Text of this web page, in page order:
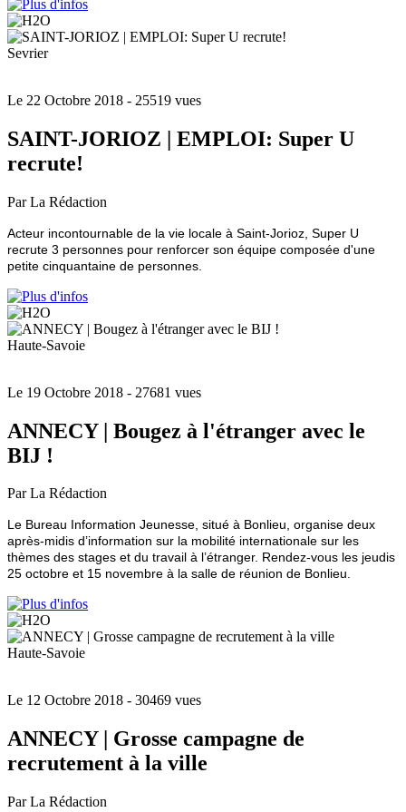
Sevrier
Le 22 Octobre 2018 - 25519 vues
SAINT-JORIOZ | EMPLOI: Super U
recrute!
Par La Rédaction
Acteur incontournable de la vie locale à Saint-Jorioz, Super U
recrute 3 personnes pour renforcer son équipe composée d'une
petite cinquantaine de personnes.
Haute-Savoie
Le 19 Octobre 2018 - 27681 vues
ANNECY | Bougez à l'étranger avec le
BIJ !
Par La Rédaction
Le Bureau Information Jeunesse, situé à Bonlieu, organise deux
après-midis d’information sur la mobilité internationale sur les
thèmes des stages et du travail à l’étranger. Rendez-vous les jeudis
25 octobre et 15 novembre à la salle de réunion de Bonlieu.
Haute-Savoie
Le 12 Octobre 2018 - 30469 vues
ANNECY | Grosse campagne de
recrutement à la ville
Par La Rédaction